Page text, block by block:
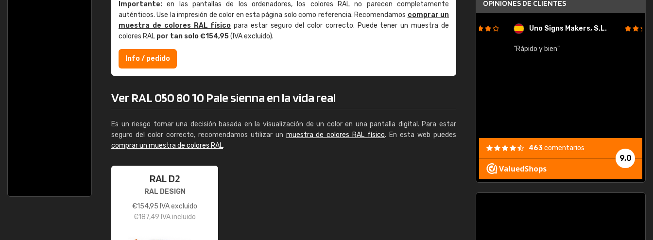
Importante: en las pantallas de los ordenadores, los colores RAL no parecen completamente
auténticos. Use la impresión de color en esta página solo como referencia. Recomendamos comprar un
muestra de colores RAL físico para estar seguro del color correcto. Puede tener un muestra de
colores RAL por tan solo €154,95(IVA excluido).
Info / pedido
Ver RAL 050 80 10 Pale sienna en la vida real
Es un riesgo tomar una decisión basada en la visualización de un color en una pantalla digital. Para estar
seguro del color correcto, recomendamos utilizar un muestra de colores RAL físico. En esta web puedes
comprar un muestra de colores RAL.
RAL D2
RAL DESIGN
€154,95 IVA excluido
€187,49 IVA incluido
OPINIONES DE CLIENTES
Enrique Uno Signs Makers, S.L.
"Rápido y bien"
9,0
463comentarios